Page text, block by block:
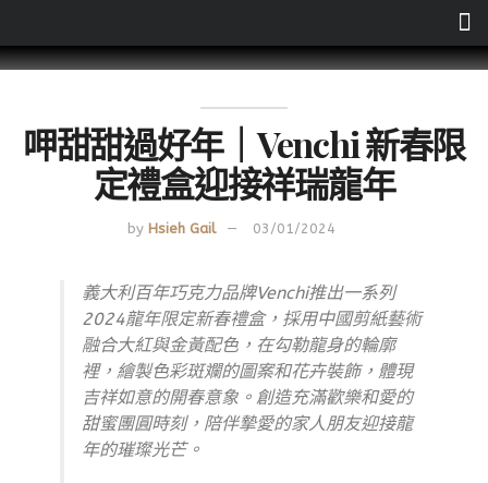
呷甜甜過好年｜Venchi 新春限
定禮盒迎接祥瑞龍年
by Hsieh Gail 03/01/2024
義大利百年巧克力品牌Venchi推出一系列
2024龍年限定新春禮盒，採用中國剪紙藝術
融合大紅與金黃配色，在勾勒龍身的輪廓
裡，繪製色彩斑斕的圖案和花卉裝飾，體現
吉祥如意的開春意象。創造充滿歡樂和愛的
甜蜜團圓時刻，陪伴摯愛的家人朋友迎接龍
年的璀璨光芒。